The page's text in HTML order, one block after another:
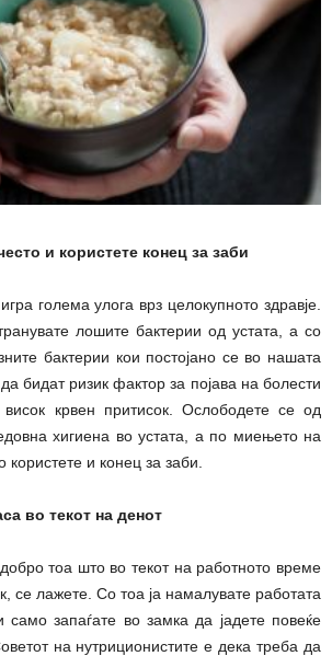
и користете конец за заби
голема улога врз целокупното здравје.
лошите бактерии од устата, а со
бактерии кои постојано се во нашата
бидат ризик фактор за појава на болести
висок крвен притисок. Ослободете се од
хигиена во устата, а по миењето на
користете и конец за заби.
во текот на денот
тоа што во текот на работното време
се лажете. Со тоа ја намалувате работата
запаѓате во замка да јадете повеќе
на нутриционистите е дека треба да